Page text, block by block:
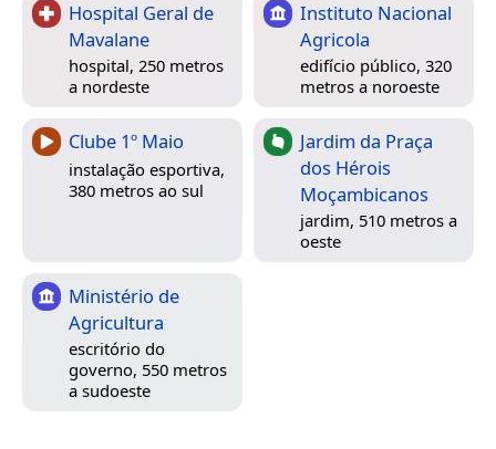
Hospital Geral de
Mavalane
hospital, 250 metros
a nordeste
Instituto Nacional
Agricola
edifício público, 320
metros a noroeste
Clube 1º Maio
instalação esportiva,
380 metros ao sul
Jardim da Praça
dos Hérois
Moçambicanos
jardim, 510 metros a
oeste
Ministério de
Agricultura
escritório do
governo, 550 metros
a sudoeste